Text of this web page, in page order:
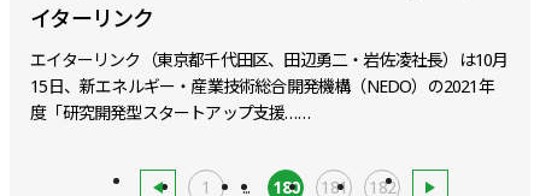
イターリンク
エイターリンク（東京都千代田区、田辺勇二・岩佐凌社長）は10月
15日、新エネルギー・産業技術総合開発機構（NEDO）の2021年
度「研究開発型スタートアップ支援……
1 ... 180 181 182